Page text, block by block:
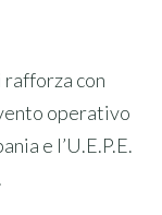
con
operativo
e l’U.E.P.E.